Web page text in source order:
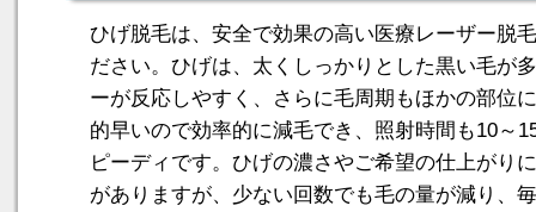
ひげ脱毛は、安全で効果の高い医療レーザー脱
ださい。ひげは、太くしっかりとした黒い毛が
ーが反応しやすく、さらに毛周期もほかの部位
的早いので効率的に減毛でき、照射時間も10～
ピーディです。 ひげの濃さやご希望の仕上がり
がありますが、少ない回数でも毛の量が減り、